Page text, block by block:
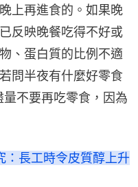
上再進食的。如果晚
反映晚餐吃得不好或
、蛋白質的比例不適
問半夜有什麼好零食
不要再吃零食，因為
：長工時令皮質醇上升